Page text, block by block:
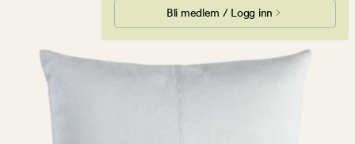
Bli medlem / Logg inn